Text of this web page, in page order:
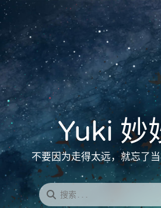
Yuki 妙
不要因为走得太远，就忘了